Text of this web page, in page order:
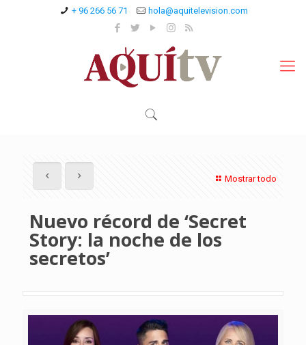
+ 96 266 56 71 hola@aquitelevision.com
Mostrar todo
Nuevo récord de ‘Secret
Story: la noche de los
secretos’